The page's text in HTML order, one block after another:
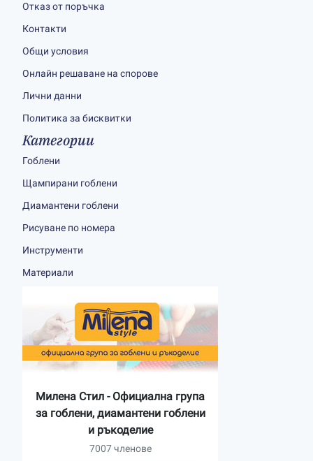
Отказ от поръчка
Контакти
Общи условия
Онлайн решаване на спорове
Лични данни
Политика за бисквитки
Категории
Гоблени
Щампирани гоблени
Диамантени гоблени
Рисуване по номера
Инструменти
Материали
Милена Стил - Официална група
за гоблени, диамантени гоблени
и ръкоделие
7007 членове